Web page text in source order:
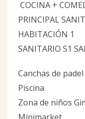
COCINA +
PRINCIPAL
HABITACIÓN 1
SANITARIO S1
Canchas de
Piscina
Zona de niños